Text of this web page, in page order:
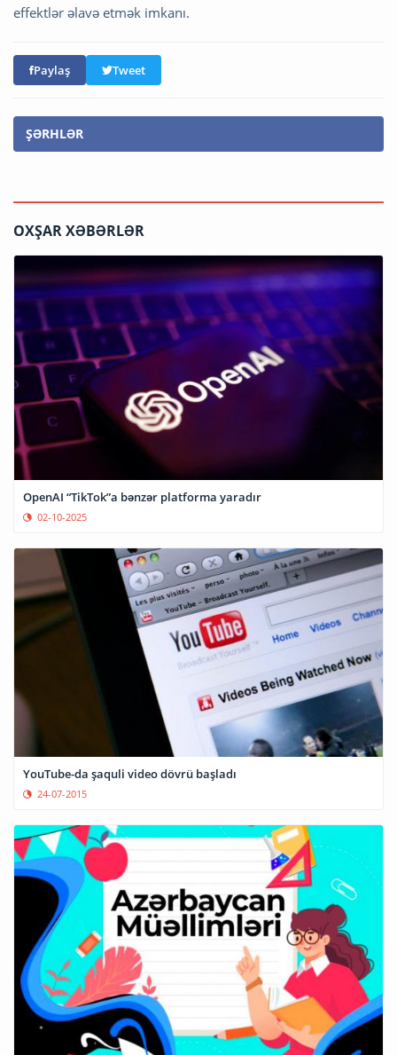
effektlər əlavə etmək imkanı.
Paylaş Tweet
ŞƏRHLƏR
OXŞAR XƏBƏRLƏR
OpenAI “TikTok”a bənzər platforma yaradır
02-10-2025
YouTube-da şaquli video dövrü başladı
24-07-2015